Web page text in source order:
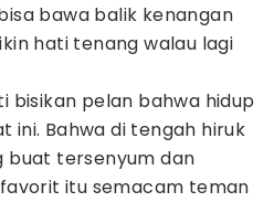
bawa balik kenangan
hati tenang walau lagi
bisikan pelan bahwa hidup
ini. Bahwa di tengah hiruk
buat tersenyum dan
itu semacam teman